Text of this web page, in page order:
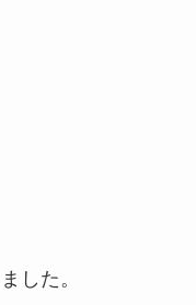
した。